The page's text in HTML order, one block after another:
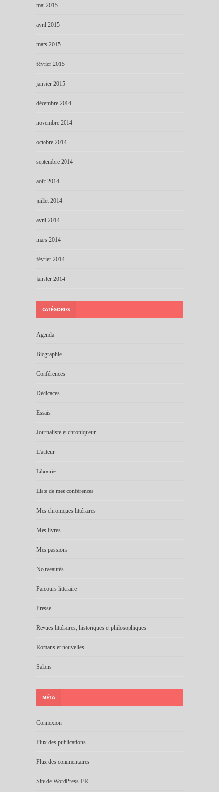
mai 2015
avril 2015
mars 2015
février 2015
janvier 2015
décembre 2014
novembre 2014
octobre 2014
septembre 2014
août 2014
juillet 2014
avril 2014
mars 2014
février 2014
janvier 2014
CATÉGORIES
Agenda
Biographie
Conférences
Dédicaces
Essais
Journaliste et chroniqueur
L'auteur
Librairie
Liste de mes conférences
Mes chroniques littéraires
Mes livres
Mes passions
Nouveautés
Parcours littéraire
Presse
Revues littéraires, historiques et philosophiques
Romans et nouvelles
Salons
MÉTA
Connexion
Flux des publications
Flux des commentaires
Site de WordPress-FR